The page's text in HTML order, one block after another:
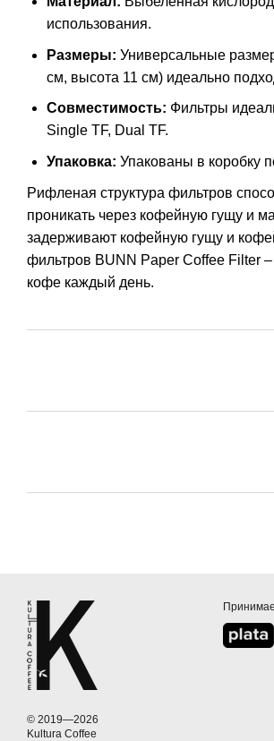
использования.
Размеры: Универсальные
см, высота 11 см) идеально
Совместимость: Фильтры
Single TF, Dual TF.
Упаковка: Упакованы в коробку
Рифленая структура фильтров
проникать через кофейную гущу и
задерживают кофейную гущу и
фильтров BUNN Paper Coffee Filter
кофе каждый день.
© 2019—2026
Kultura Coffee